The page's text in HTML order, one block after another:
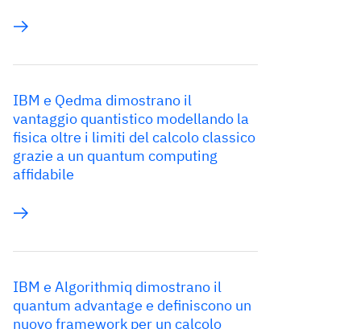
IBM e Qedma dimostrano il
vantaggio quantistico modellando la
fisica oltre i limiti del calcolo classico
grazie a un quantum computing
affidabile
IBM e Algorithmiq dimostrano il
quantum advantage e definiscono un
nuovo framework per un calcolo